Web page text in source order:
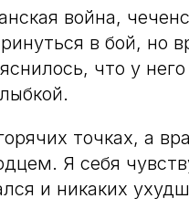
война,
в бой, но
что у
точках, а
Я себя
и никаких